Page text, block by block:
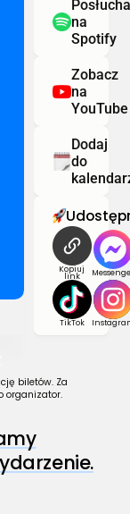
na
Spotify
Zobacz
na
YouTube
Dodaj
do
Kopiuj
link
TikTok
biletów. Za
organizator.